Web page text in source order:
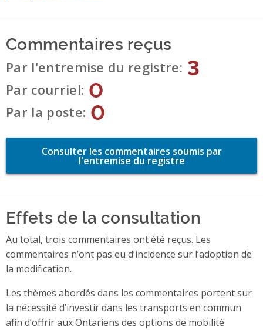
Commentaires reçus
Par l'entremise du registre 3
Par courriel 0
Par la poste 0
Consulter les commentaires soumis par
l'entremise du registre
Effets de la consultation
Au total, trois commentaires ont été reçus. Les
commentaires n’ont pas eu d’incidence sur l’adoption de
la modification.
Les thèmes abordés dans les commentaires portent sur
la nécessité d’investir dans les transports en commun
afin d’offrir aux Ontariens des options de mobilité